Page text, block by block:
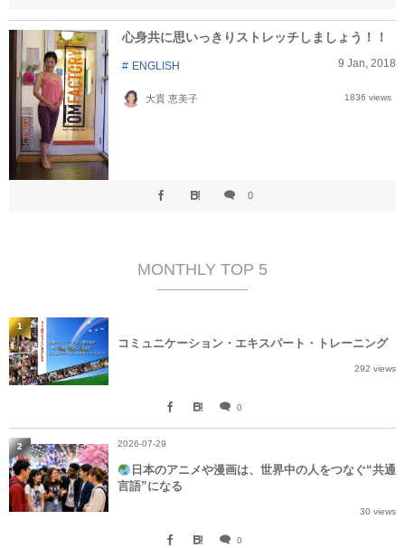
心身共に思いっきりストレッチしましょう！！
ENGLISH 9 Jan 2018
大貫 恵美子 1836 views
0
MONTHLY TOP 5
コミュニケーション・エキスパート・トレーニング
292 views
0
1
2026-07-29
日本のアニメや漫画は、世界中の人をつなぐ“共通
言語”になる
30 views
0
2